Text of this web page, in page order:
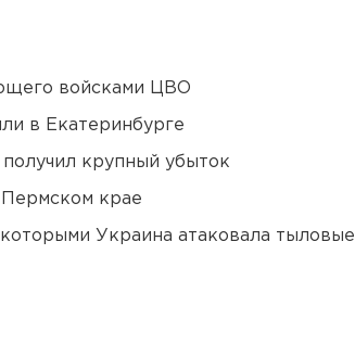
войсками ЦВО
в Екатеринбурге
крупный убыток
крае
Украина атаковала тыловые